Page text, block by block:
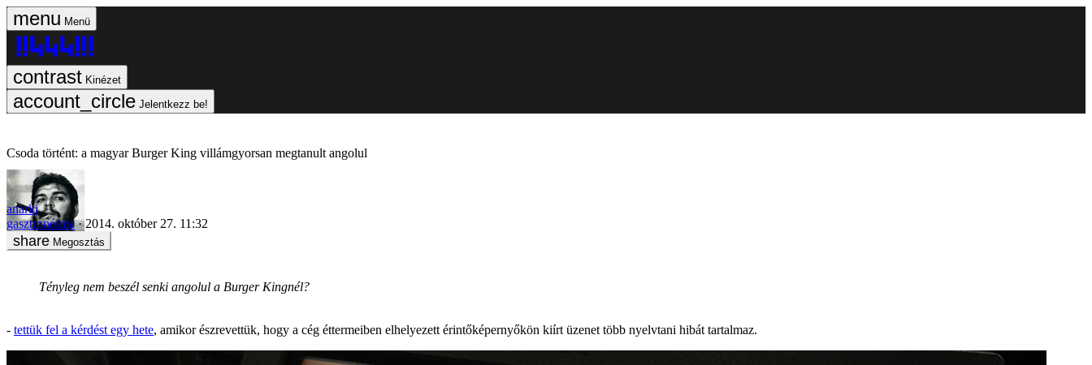
Menü
Kinézet
Jelentkezz be!
Csoda történt: a magyar Burger King villámgyorsan megtanult angolul
anarki
gasztronómia
2014. október 27. 11:32
Megosztás
Tényleg nem beszél senki angolul a Burger Kingnél?
- tettük fel a kérdést egy hete, amikor észrevettük, hogy a cég éttermeiben elhelyezett érintőképernyőkön kiírt üzenet több nyelvtani hibát tartalmaz.